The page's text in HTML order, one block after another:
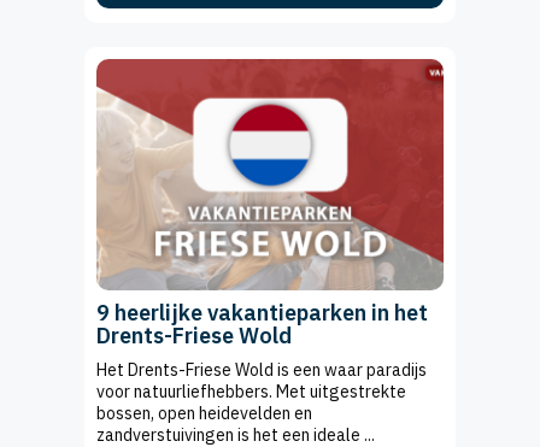
9 heerlijke vakantieparken in het
Drents-Friese Wold
Het Drents-Friese Wold is een waar paradijs
voor natuurliefhebbers. Met uitgestrekte
bossen, open heidevelden en
zandverstuivingen is het een ideale ...